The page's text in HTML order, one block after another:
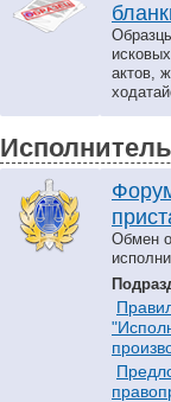
актов,
Обмен